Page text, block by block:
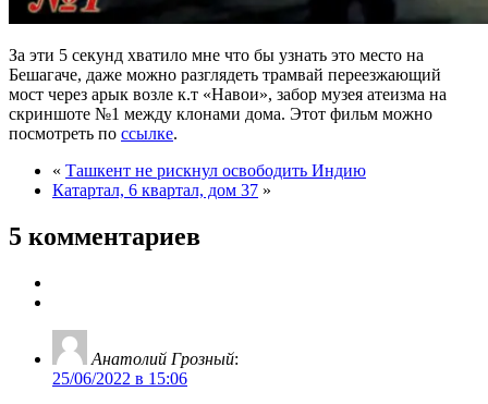
За эти 5 секунд хватило мне что бы узнать это место на
Бешагаче, даже можно разглядеть трамвай переезжающий
мост через арык возле к.т «Навои», забор музея атеизма на
скриншоте №1 между клонами дома. Этот фильм можно
посмотреть по ссылке.
« Ташкент не рискнул освободить Индию
Катартал, 6 квартал, дом 37 »
5 комментариев
Анатолий Грозный:
25/06/2022 в 15:06